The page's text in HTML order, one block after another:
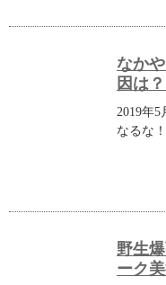
なか
因は
2019年
なるな
野生
ーク